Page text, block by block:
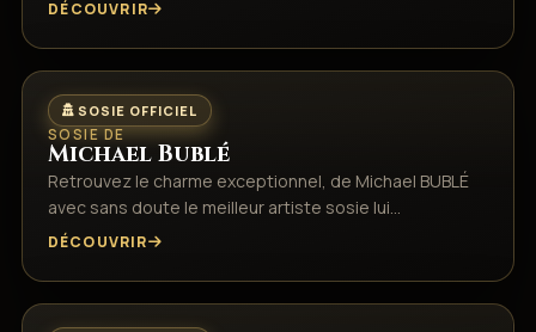
DÉCOUVRIR
SOSIE OFFICIEL
SOSIE DE
Michael Bublé
Retrouvez le charme exceptionnel, de Michael BUBLÉ
avec sans doute le meilleur artiste sosie lui…
DÉCOUVRIR